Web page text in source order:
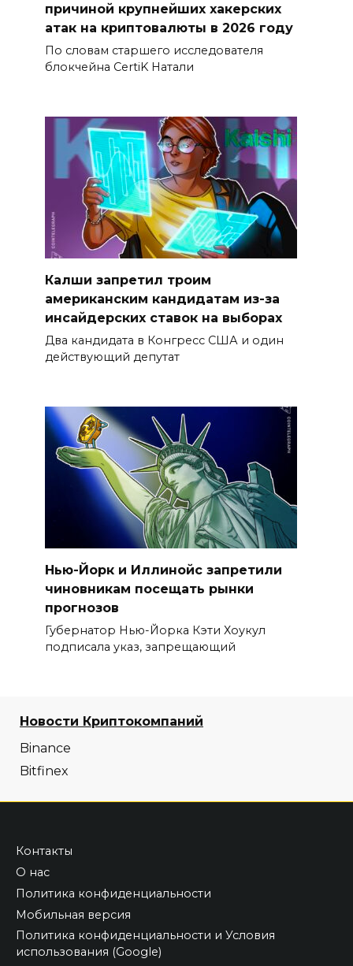
причиной крупнейших хакерских
атак на криптовалюты в 2026 году
По словам старшего исследователя
блокчейна CertiK Натали
Калши запретил троим
американским кандидатам из-за
инсайдерских ставок на выборах
Два кандидата в Конгресс США и один
действующий депутат
Нью-Йорк и Иллинойс запретили
чиновникам посещать рынки
прогнозов
Губернатор Нью-Йорка Кэти Хоукул
подписала указ, запрещающий
Новости Криптокомпаний
Binance
Bitfinex
Контакты
О нас
Политика конфиденциальности
Мобильная версия
Политика конфиденциальности и Условия
использования (Google)